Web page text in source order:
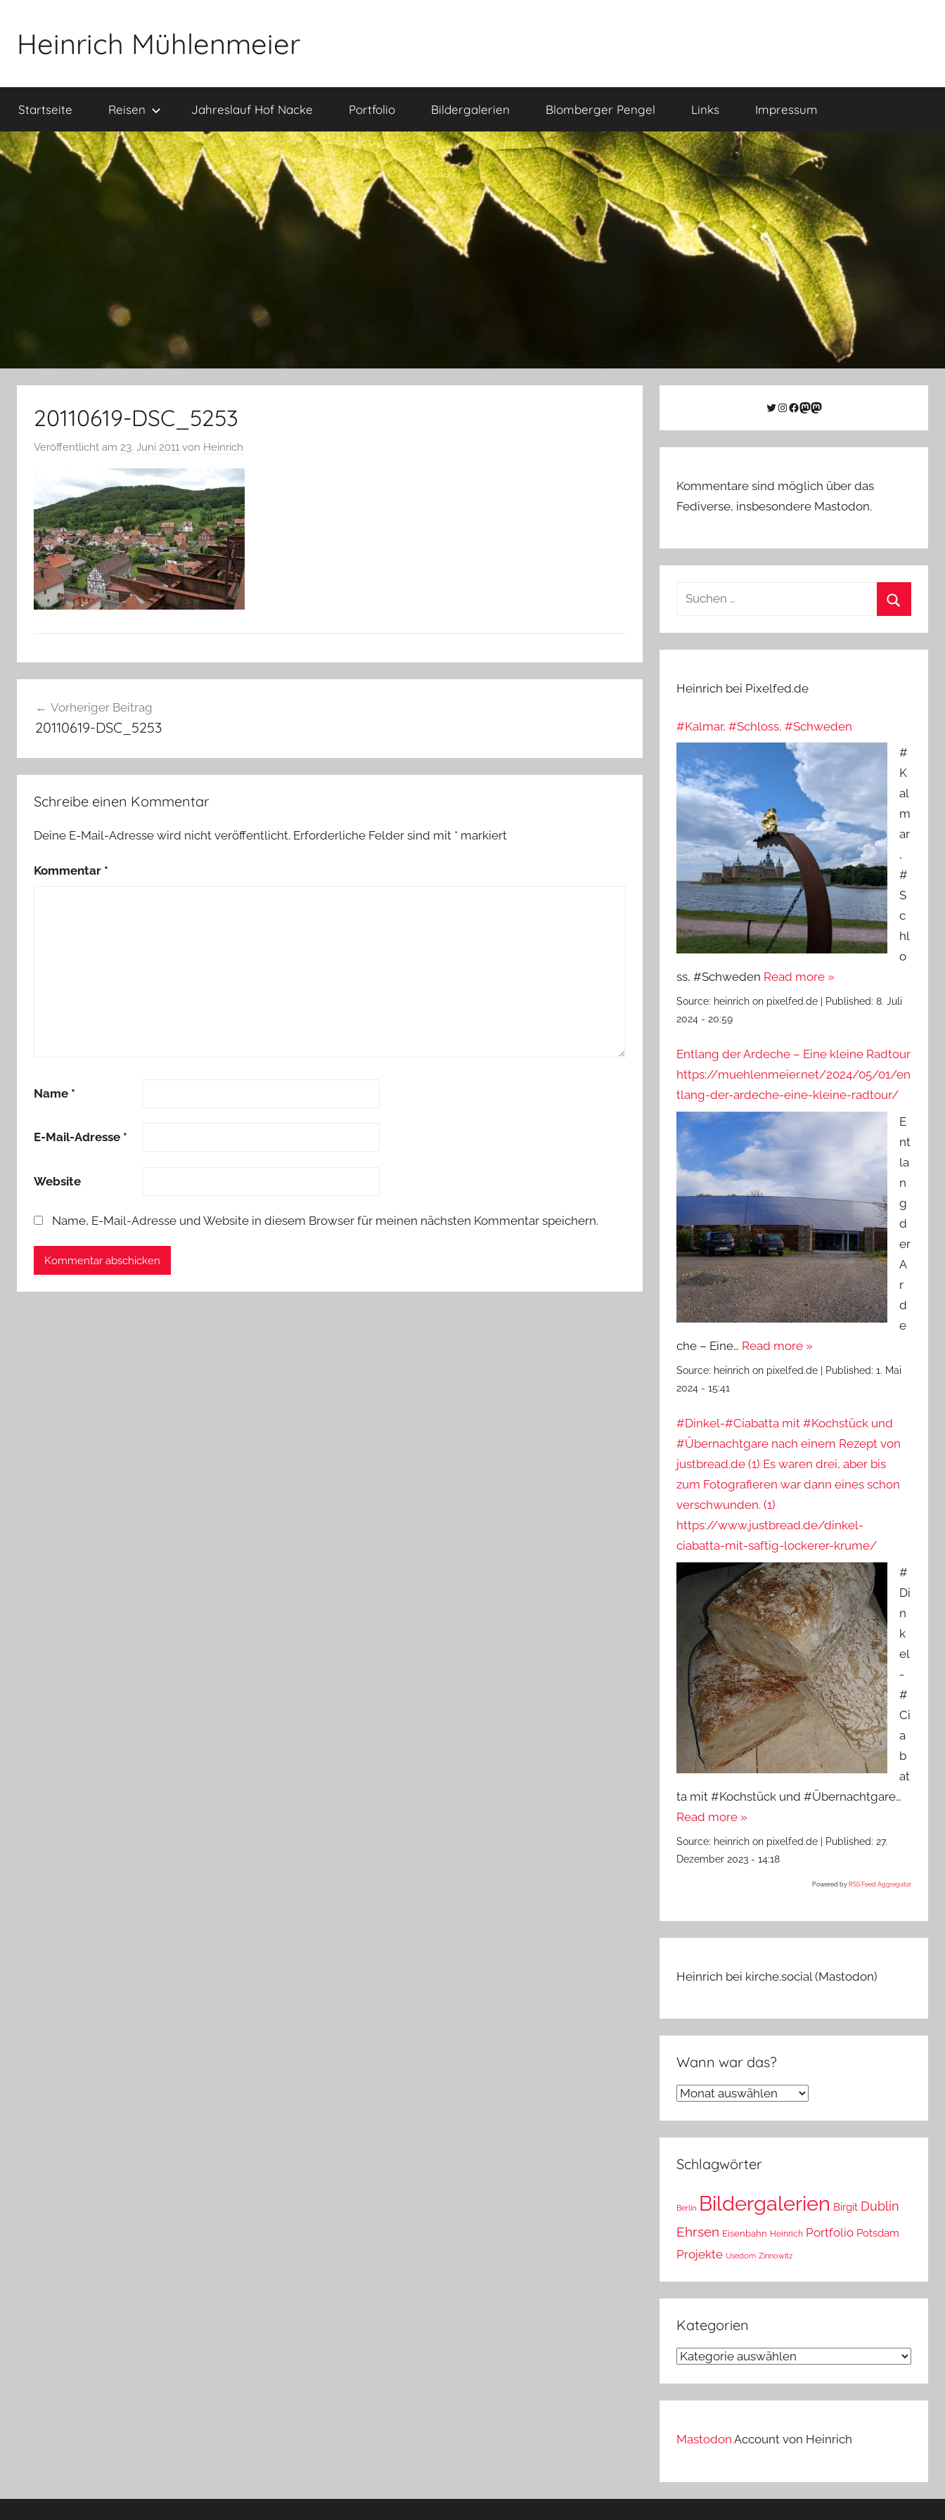
springen
Heinrich Mühlenmeier
zu
Glauben,
Fotografie,
…
Startseite Reisen Jahreslauf Hof Nacke Portfolio Bildergalerien Blomberger Pengel Links Impressum
20110619-DSC_5253
Veröffentlicht am 23. Juni 2011 von Heinrich
Vorheriger Beitrag
20110619-DSC_5253
Schreibe einen Kommentar
Deine E-Mail-Adresse wird nicht veröffentlicht. Erforderliche Felder sind mit * markiert
Kommentar *
Name *
E-Mail-Adresse *
Website
Name, E-Mail-Adresse und Website in diesem Browser für meinen nächsten Kommentar speichern.
Twitter
Instagram
Facebook
Link zu Mastodon
Mastodon
Kommentare sind möglich über das
Fediverse, insbesondere Mastodon.
Suchen
Heinrich bei Pixelfed.de
#Kalmar, #Schloss, #Schweden
#
K
al
m
ar
,
#
S
c
hl
o
ss, #Schweden Read more »
Source: heinrich on pixelfed.de | Published:8. Juli
2024 - 20:59
Entlang der Ardeche – Eine kleine Radtour
https://muehlenmeier.net/2024/05/01/en
tlang-der-ardeche-eine-kleine-radtour/
E
nt
la
n
g
d
er
A
r
d
e
che – Eine… Read more »
Source: heinrich on pixelfed.de | Published:1. Mai
2024 - 15:41
#Dinkel-#Ciabatta mit #Kochstück und
#Übernachtgare nach einem Rezept von
justbread.de (1) Es waren drei, aber bis
zum Fotografieren war dann eines schon
verschwunden. (1)
https://www.justbread.de/dinkel-
ciabatta-mit-saftig-lockerer-krume/
#
Di
n
k
el
-
#
Ci
a
b
at
ta mit #Kochstück und #Übernachtgare…
Read more »
Source: heinrich on pixelfed.de | Published:27.
Dezember 2023 - 14:18
Powered by RSS Feed Aggregator
Heinrich bei kirche.social (Mastodon)
Wann war das?
Wann
Schlagwörter
Berlin Bildergalerien Birgit Dublin
Ehrsen Eisenbahn Heinrich Portfolio Potsdam
Projekte Usedom Zinnowitz
Kategorien
Kategorien
Mastodon Account von Heinrich